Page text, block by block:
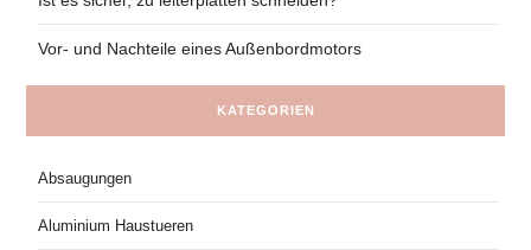
Vor- und Nachteile eines Außenbordmotors
KATEGORIEN
Absaugungen
Aluminium Haustueren